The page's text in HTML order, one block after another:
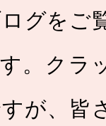
グをご
。クラ
が、皆